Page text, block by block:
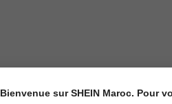
Bienvenue sur SHEIN Maroc. Pour